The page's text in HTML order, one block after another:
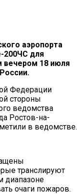
аэропорта
200ЧС для
вечером 18 июля
Федерации
стороны
ведомства
Ростов-на-
в ведомстве.
транслируют
диапазоне
очаги пожаров.